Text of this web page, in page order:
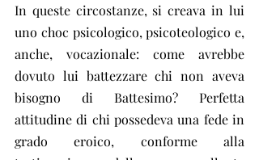
In queste circostanze, si creava in lui
uno choc psicologico, psicoteologico e,
anche, vocazionale: come avrebbe
dovuto lui battezzare chi non aveva
bisogno di Battesimo? Perfetta
attitudine di chi possedeva una fede in
grado eroico, conforme alla